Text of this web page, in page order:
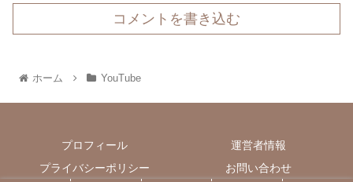
コメントを書き込む
ホーム YouTube
プロフィール
運営者情報
プライバシーポリシー
お問い合わせ